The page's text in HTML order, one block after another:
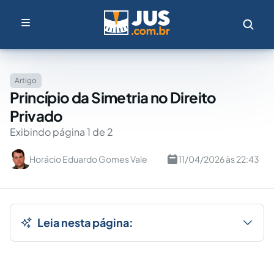
Artigo
Princípio da Simetria no Direito
Privado
Exibindo página 1 de 2
Horácio Eduardo Gomes Vale 11/04/2026 às 22:43
Leia nesta página: